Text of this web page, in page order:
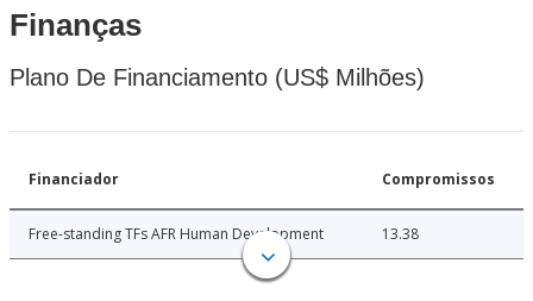
Finanças
Plano De Financiamento (US$ Milhões)
Financiador Compromissos
Free-standing TFs AFR Human Development 13.38